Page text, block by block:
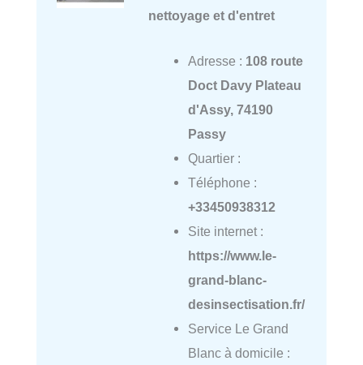
nettoyage et d'entret
Adresse : 108 route
Doct Davy Plateau
d'Assy, 74190
Passy
Quartier :
Téléphone :
+33450938312
Site internet :
https://www.le-
grand-blanc-
desinsectisation.fr/
Service Le Grand
Blanc à domicile :